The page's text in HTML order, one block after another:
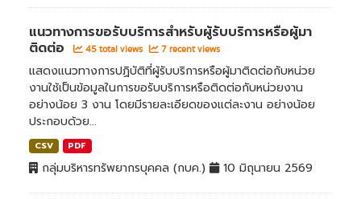
แนวทางการขอรับบริการสำหรับผู้รับบริการหรือผู้มา
ติดต่อ
45 total views 7 recent views
แสดงแนวทางการปฏิบัติที่ผู้รับบริการหรือผู้มาติดต่อกับหน่วย
งานใช้เป็นข้อมูลในการขอรับบริการหรือติดต่อกับหน่วยงาน
อย่างน้อย 3 งาน โดยมีรายละเอียดของแต่ละงาน อย่างน้อย
ประกอบด้วย...
CSV PDF
กลุ่มบริหารทรัพยากรบุคคล (กบค.) 10 มิถุนายน 2569